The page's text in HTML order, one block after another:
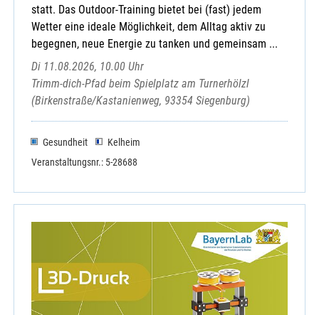
statt. Das Outdoor-Training bietet bei (fast) jedem
Wetter eine ideale Möglichkeit, dem Alltag aktiv zu
begegnen, neue Energie zu tanken und gemeinsam ...
Di 11.08.2026, 10.00 Uhr
Trimm-dich-Pfad beim Spielplatz am Turnerhölzl
(Birkenstraße/Kastanienweg, 93354 Siegenburg)
Gesundheit
Kelheim
Veranstaltungsnr.: 5-28688